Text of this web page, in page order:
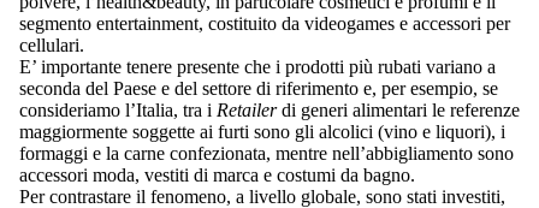
segmento entertainment, costituito da videogames e accessori per
cellulari.
E’ importante tenere presente che i prodotti più rubati variano a
seconda del Paese e del settore di riferimento e, per esempio, se
consideriamo l’Italia, tra i Retailerdi generi alimentari le referenze
maggiormente soggette ai furti sono gli alcolici (vino e liquori), i
formaggi e la carne confezionata, mentre nell’abbigliamento sono
accessori moda, vestiti di marca e costumi da bagno.
Per contrastare il fenomeno, a livello globale, sono stati investiti,